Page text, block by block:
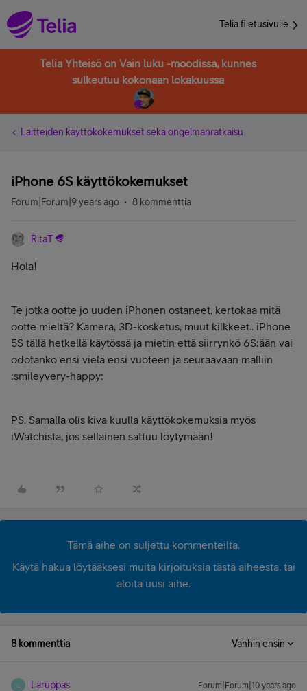
Telia.fi etusivulle
Telia Yhteisö on Vain luku -moodissa, kunnes
sulkeutuu kokonaan lokakuussa
Laitteiden käyttökokemukset sekä ongelmanratkaisu
iPhone 6S käyttökokemukset
Forum|Forum|9 years ago 8 kommenttia
RitaT
Hola!
Te jotka ootte jo uuden iPhonen ostaneet, kertokaa mitä
ootte mieltä? Kamera, 3D-kosketus, muut kilkkeet.. iPhone
5S tällä hetkellä käytössä ja mietin että siirrynkö 6S:ään vai
odotanko ensi vielä ensi vuoteen ja seuraavaan malliin
:smileyvery-happy:
PS. Samalla olis kiva kuulla käyttökokemuksia myös
iWatchista, jos sellainen sattuu löytymään!
Tämä aihe on suljettu kommenteilta.
Käytä hakua löytääksesi muita kirjoituksia tästä aiheesta, tai
aloita uusi aihe.
8 kommenttia Vanhin ensin
Laruppas Forum|Forum|10 years ago